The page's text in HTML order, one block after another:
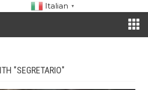
Italian ▼
"SEGRETARIO"